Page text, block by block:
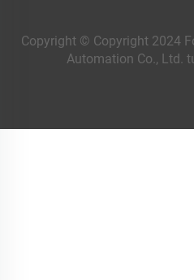
Copyright © Copyright 2024
Automation Co., Ltd.